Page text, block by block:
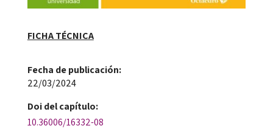
FICHA TÉCNICA
Fecha de publicación​:
22/03/2024
Doi​ del capítulo:
10.36006/16332-08